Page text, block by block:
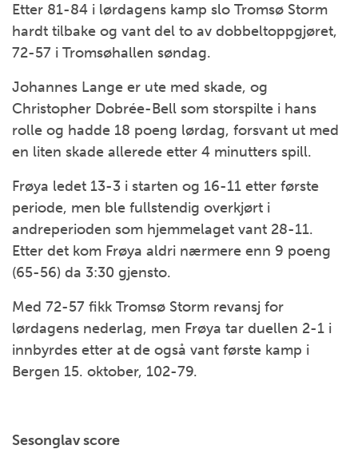
Etter 81-84 i lørdagens kamp slo Tromsø Storm
hardt tilbake og vant del to av dobbeltoppgjøret,
72-57 i Tromsøhallen søndag.
Johannes Lange er ute med skade, og
Christopher Dobrée-Bell som storspilte i hans
rolle og hadde 18 poeng lørdag, forsvant ut med
en liten skade allerede etter 4 minutters spill.
Frøya ledet 13-3 i starten og 16-11 etter første
periode, men ble fullstendig overkjørt i
andreperioden som hjemmelaget vant 28-11.
Etter det kom Frøya aldri nærmere enn 9 poeng
(65-56) da 3:30 gjensto.
Med 72-57 fikk Tromsø Storm revansj for
lørdagens nederlag, men Frøya tar duellen 2-1 i
innbyrdes etter at de også vant første kamp i
Bergen 15. oktober, 102-79.
Sesonglav score